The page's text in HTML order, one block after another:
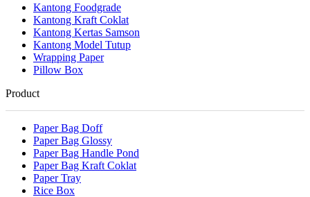
Kantong Foodgrade
Kantong Kraft Coklat
Kantong Kertas Samson
Kantong Model Tutup
Wrapping Paper
Pillow Box
Product
Paper Bag Doff
Paper Bag Glossy
Paper Bag Handle Pond
Paper Bag Kraft Coklat
Paper Tray
Rice Box